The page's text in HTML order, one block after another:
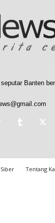
Banten
Tentang